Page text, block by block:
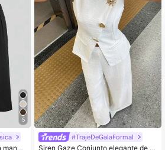
Seguidores
Seguidores
5
#TrajeDeGalaFormal
Siren Gaze Conjunto elegante de 2